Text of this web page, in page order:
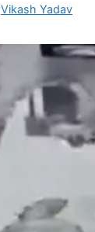
Vikash Yadav